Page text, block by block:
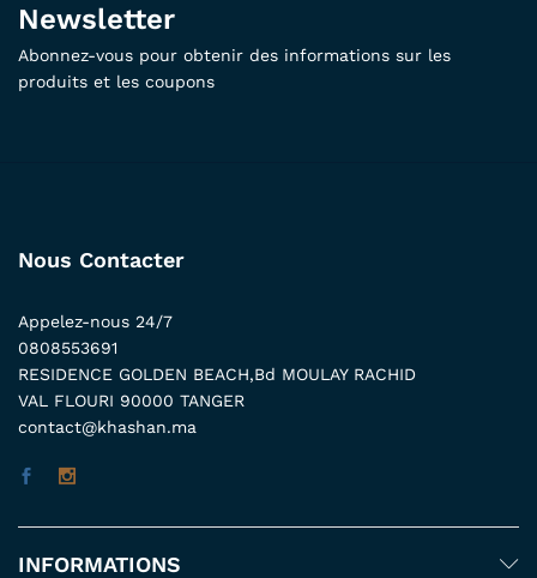
Newsletter
Abonnez-vous pour obtenir des informations sur les
produits et les coupons
Nous Contacter
Appelez-nous 24/7
0808553691
RESIDENCE GOLDEN BEACH,Bd MOULAY RACHID
VAL FLOURI 90000 TANGER
contact@khashan.ma
INFORMATIONS